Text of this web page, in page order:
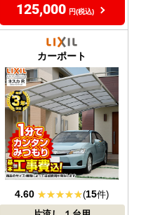
125,000 円(税込)
カーポート
4.60 (15件)